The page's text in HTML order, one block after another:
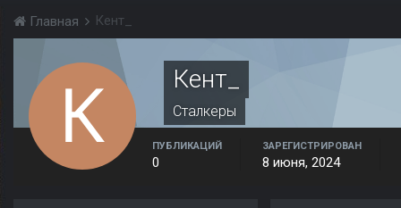
Главная Кент_
Кент_
Сталкеры
ПУБЛИКАЦИЙ
0
ЗАРЕГИСТРИРОВАН
8 июня, 2024